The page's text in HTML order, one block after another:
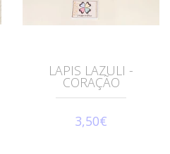
LAPIS LAZULI -
CORAÇÃO
3,50€